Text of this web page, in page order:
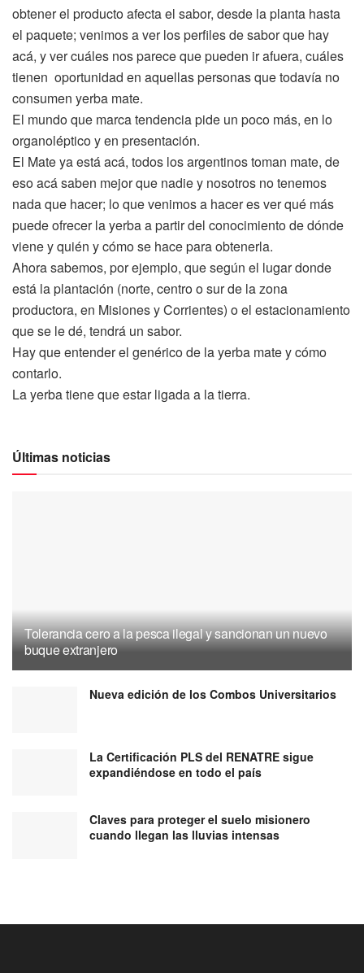
obtener el producto afecta el sabor, desde la planta hasta
el paquete; venimos a ver los perfiles de sabor que hay
acá, y ver cuáles nos parece que pueden ir afuera, cuáles
tienen oportunidad en aquellas personas que todavía no
consumen yerba mate.
El mundo que marca tendencia pide un poco más, en lo
organoléptico y en presentación.
El Mate ya está acá, todos los argentinos toman mate, de
eso acá saben mejor que nadie y nosotros no tenemos
nada que hacer; lo que venimos a hacer es ver qué más
puede ofrecer la yerba a partir del conocimiento de dónde
viene y quién y cómo se hace para obtenerla.
Ahora sabemos, por ejemplo, que según el lugar donde
está la plantación (norte, centro o sur de la zona
productora, en Misiones y Corrientes) o el estacionamiento
que se le dé, tendrá un sabor.
Hay que entender el genérico de la yerba mate y cómo
contarlo.
La yerba tiene que estar ligada a la tierra.
Últimas noticias
Tolerancia cero a la pesca ilegal y sancionan un nuevo
buque extranjero
Nueva edición de los Combos Universitarios
La Certificación PLS del RENATRE sigue
expandiéndose en todo el país
Claves para proteger el suelo misionero
cuando llegan las lluvias intensas